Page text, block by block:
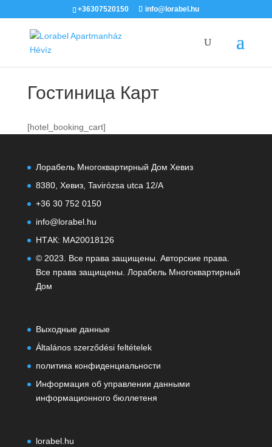
+36307520150 info@lorabel.hu
Гостиница Карт
[hotel_booking_cart]
Лорабель Многоквартирный Дом Хевиз
8380, Хевиз, Tavirózsa utca 12/A
+36 30 752 0150
info@lorabel.hu
НТАК: MA20018126
© 2023. Все права защищены. Авторские права.
Все права защищены. Лорабель Многоквартирный
Дом
Выходные данные
Általános szerződési feltételek
политика конфиденциальности
Информация об управлении данными
информационного бюллетеня
lorabel.hu